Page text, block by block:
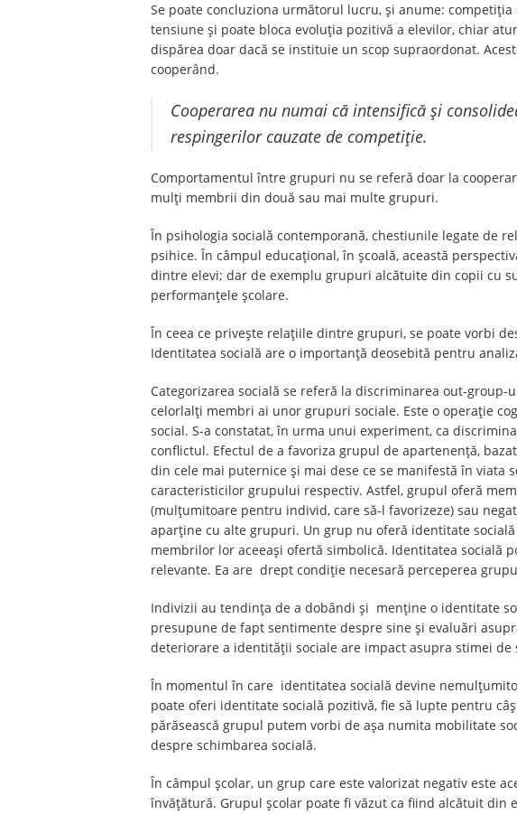
Se poate concluziona următorul lucru, şi anume:
tensiune şi poate bloca evoluţia pozitivă a elevilor, chiar
dispărea doar dacă se instituie un scop supraordonat.
cooperând.
Cooperarea nu numai că intensifică şi
respingerilor cauzate de competiţie.
Comportamentul între grupuri nu se referă doar la
mulţi membrii din două sau mai multe grupuri.
În psihologia socială contemporană, chestiunile legate de
psihice. În câmpul educaţional, în şcoală, această
dintre elevi; dar de exemplu grupuri alcătuite din copii cu
performanţele şcolare.
În ceea ce priveşte relaţiile dintre grupuri, se poate vorbi
Identitatea socială are o importanţă deosebită pentru
Categorizarea socială se referă la discriminarea out-
celorlalţi membri ai unor grupuri sociale. Este o operaţie
social. S-a constatat, în urma unui experiment, ca
conflictul. Efectul de a favoriza grupul de apartenenţă,
din cele mai puternice şi mai dese ce se manifestă în viata
caracteristicilor grupului respectiv. Astfel, grupul oferă
(mulţumitoare pentru individ, care să-l favorizeze) sau
aparţine cu alte grupuri. Un grup nu oferă identitate
membrilor lor aceeaşi ofertă simbolică. Identitatea socială
relevante. Ea are drept condiţie necesară perceperea
Indivizii au tendinţa de a dobândi şi menţine o identitate
presupune de fapt sentimente despre sine şi evaluări
deteriorare a identităţii sociale are impact asupra stimei
În momentul în care identitatea socială devine
poate oferi identitate socială pozitivă, fie să lupte pentru
părăsească grupul putem vorbi de aşa numita mobilitate
despre schimbarea socială.
În câmpul şcolar, un grup care este valorizat negativ este
învăţătură. Grupul şcolar poate fi văzut ca fiind alcătuit din